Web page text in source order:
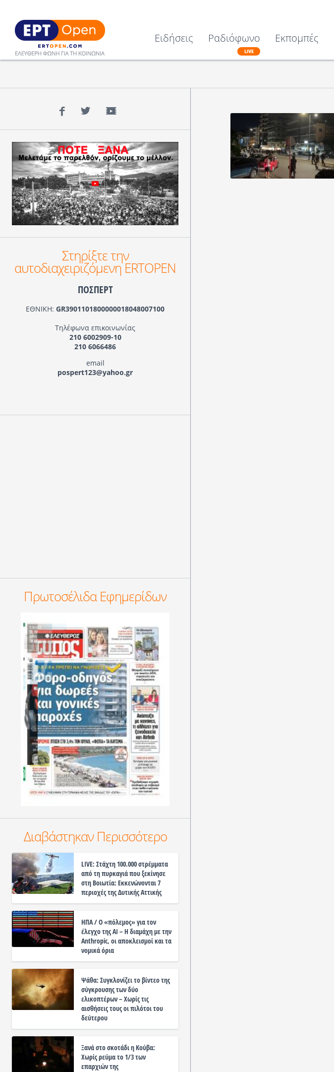
Ειδήσεις Ραδιόφωνο
LIVE
Εκπομπές
Facebook
TwitterYouTube
Στηρίξτε την
αυτοδιαχειριζόμενη ERTOPEN
ΠΟΣΠΕΡΤ
ΕΘΝΙΚΗ: GR3901101800000018048007100
Τηλέφωνα επικοινωνίας
210 6002909-10
210 6066486
email
pospert123@yahoo.gr
Πρωτοσέλιδα Εφημερίδων
Διαβάστηκαν Περισσότερο
LIVE: Στάχτη 100.000 στρέμματα
από τη πυρκαγιά που ξεκίνησε
στη Βοιωτία: Εκκενώνονται 7
περιοχές της Δυτικής Αττικής
ΗΠΑ / Ο «πόλεμος» για τον
έλεγχο της ΑΙ – Η διαμάχη με την
Anthropic, οι αποκλεισμοί και τα
νομικά όρια
Ψάθα: Συγκλονίζει το βίντεο της
σύγκρουσης των δύο
ελικοπτέρων – Χωρίς τις
αισθήσεις τους οι πιλότοι του
δεύτερου
Ξανά στο σκοτάδι η Κούβα:
Χωρίς ρεύμα το 1/3 των
επαρχιών της